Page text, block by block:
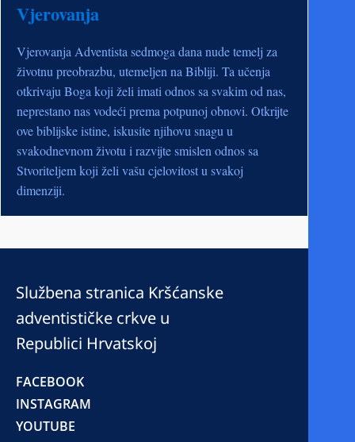
Vjerovanja
Vjerovanja Adventista sedmoga dana nude temelj za
životnu preobrazbu, utemeljen na Bibliji. Ta učenja
otkrivaju Boga koji želi imati odnos sa svakim od nas,
neprestano nas vodeći prema potpunoj obnovi. Otkrijte
ove biblijske istine, iskusite njihovu snagu u
svakodnevnom životu i razvijte smislen odnos sa
Stvoriteljem koji želi vašu cjelovitost u svakoj
dimenziji.
Službena stranica Kršćanske
adventističke crkve u
Republici Hrvatskoj
FACEBOOK
INSTAGRAM
YOUTUBE